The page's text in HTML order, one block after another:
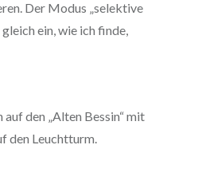
Der Modus „selektive
ein, wie ich finde,
den „Alten Bessin“ mit
den Leuchtturm.